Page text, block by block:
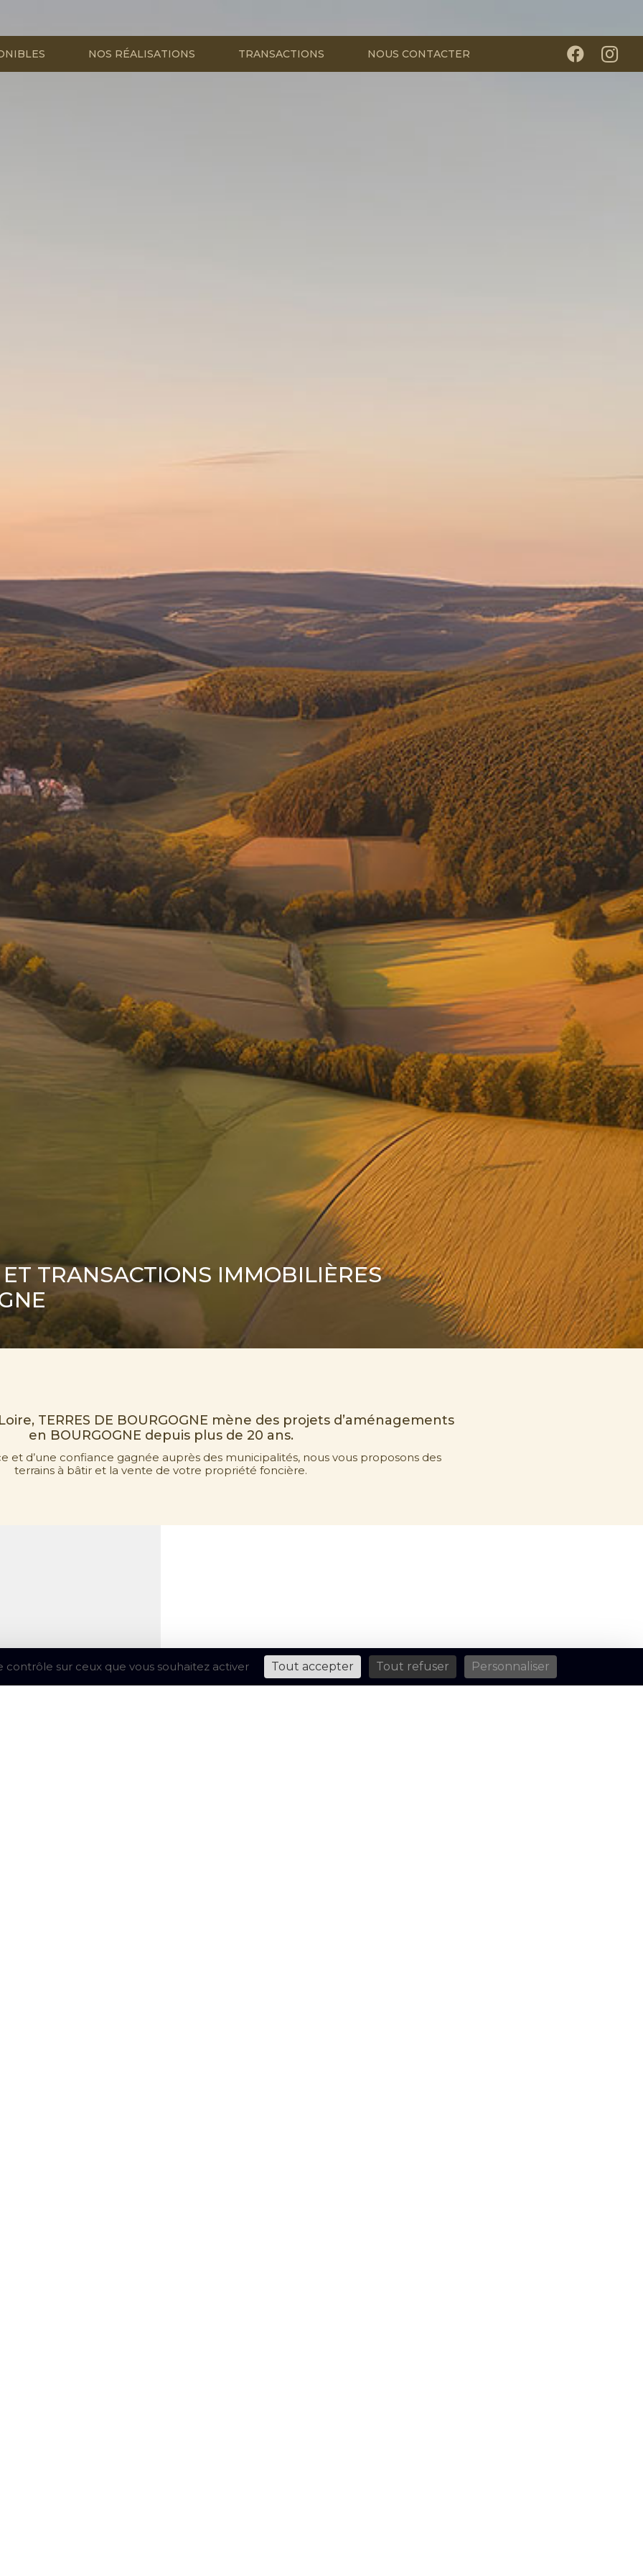
NOS RÉALISATIONS TRANSACTIONS NOUS CONTACTER
TRANSACTIONS IMMOBILIÈRES
TERRES DE BOURGOGNE mène des projets d’aménagements
en BOURGOGNE depuis plus de 20 ans.
et d’une confiance gagnée auprès des municipalités, nous vous proposons des
terrains à bâtir et la vente de votre propriété foncière.
contrôle sur ceux que vous souhaitez activer Tout accepter Tout refuser Personnaliser